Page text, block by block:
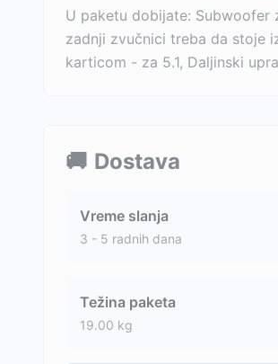
U paketu dobijate:
zadnji zvučnici treba da stoje
karticom - za 5.1, Daljinski
🚚 Dostava
Vreme slanja
3 - 5 radnih dana
Težina paketa
19.00 kg